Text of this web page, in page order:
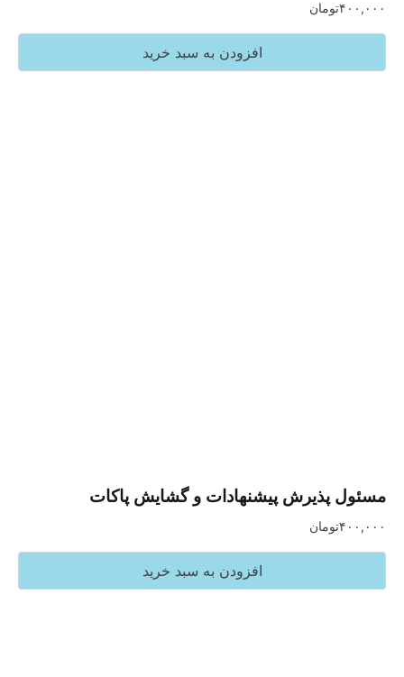
تومان
افزودن به سبد خرید
پیشنهادات و گشایش پاکات
تومان
افزودن به سبد خرید